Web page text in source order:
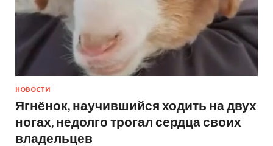
НОВОСТИ
Ягнёнок, научившийся ходить на двух
ногах, недолго трогал сердца своих
владельцев